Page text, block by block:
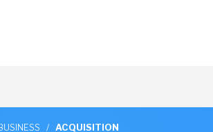
/ ACQUISITION